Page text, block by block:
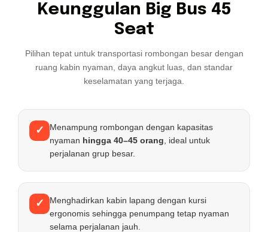
Keunggulan Big Bus 45
Seat
Pilihan tepat untuk transportasi rombongan besar dengan
ruang kabin nyaman, daya angkut luas, dan standar
keselamatan yang terjaga.
✓
Menampung rombongan dengan kapasitas
nyaman hingga 40–45 orang , ideal untuk
perjalanan grup besar.
✓
Menghadirkan kabin lapang dengan kursi
ergonomis sehingga penumpang tetap nyaman
selama perjalanan jauh.